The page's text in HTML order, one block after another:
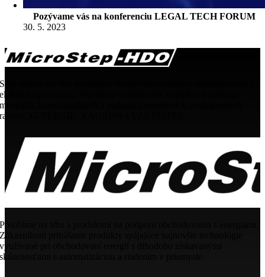
Pozývame vás na konferenciu LEGAL TECH FORUM
30. 5. 2023
Sme aktívni na trhu produktov komplexnej podpory obchodovania s
elektrickou energiou. Vyvíjame a dodávame komplexné riešenia
meracích, komunikačných a riadiacich systémov v produktových
radoch XENERGIE, XAURON a VARIOSTEP.
Pôsobíme na trhu s produktmi na podporu obchodovania s energiami.
Zákazníkom prinášame produkty spájajúce najnovšie technológie
využívané pri obchodovaní energií s dlhodobo získavanými
skúsenosťami s automatizáciou a riadením v priemysle.